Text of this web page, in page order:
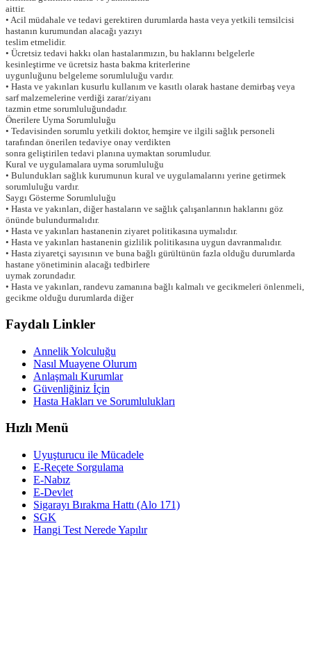
aittir.
• Acil müdahale ve tedavi gerektiren durumlarda hasta veya yetkili temsilcisi
hastanın kurumundan alacağı yazıyı
teslim etmelidir.
• Ücretsiz tedavi hakkı olan hastalarımızın, bu haklarını belgelerle
kesinleştirme ve ücretsiz hasta bakma kriterlerine
uygunluğunu belgeleme sorumluluğu vardır.
• Hasta ve yakınları kusurlu kullanım ve kasıtlı olarak hastane demirbaş veya
sarf malzemelerine verdiği zarar/ziyanı
tazmin etme sorumluluğundadır.
Önerilere Uyma Sorumluluğu
• Tedavisinden sorumlu yetkili doktor, hemşire ve ilgili sağlık personeli
tarafından önerilen tedaviye onay verdikten
sonra geliştirilen tedavi planına uymaktan sorumludur.
Kural ve uygulamalara uyma sorumluluğu
• Bulundukları sağlık kurumunun kural ve uygulamalarını yerine getirmek
sorumluluğu vardır.
Saygı Gösterme Sorumluluğu
• Hasta ve yakınları, diğer hastaların ve sağlık çalışanlarının haklarını göz
önünde bulundurmalıdır.
• Hasta ve yakınları hastanenin ziyaret politikasına uymalıdır.
• Hasta ve yakınları hastanenin gizlilik politikasına uygun davranmalıdır.
• Hasta ziyaretçi sayısının ve buna bağlı gürültünün fazla olduğu durumlarda
hastane yönetiminin alacağı tedbirlere
uymak zorundadır.
• Hasta ve yakınları, randevu zamanına bağlı kalmalı ve gecikmeleri önlenmeli,
gecikme olduğu durumlarda diğer
Faydalı Linkler
Annelik Yolculuğu
Nasıl Muayene Olurum
Anlaşmalı Kurumlar
Güvenliğiniz İçin
Hasta Hakları ve Sorumlulukları
Hızlı Menü
Uyuşturucu ile Mücadele
E-Reçete Sorgulama
E-Nabız
E-Devlet
Sigarayı Bırakma Hattı (Alo 171)
SGK
Hangi Test Nerede Yapılır